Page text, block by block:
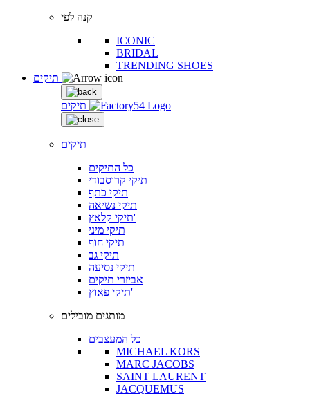
קנה לפי
ICONIC
BRIDAL
TRENDING SHOES
תיקים
תיקים
כל התיקים
תיקי קרוסבודי
תיקי כתף
תיקי נשיאה
תיקי קלאץ'
תיקי מיני
תיקי חוף
תיקי גב
תיקי נסיעה
אביזרי תיקים
תיקי פאוץ'
מותגים מובילים
כל המעצבים
MICHAEL KORS
MARC JACOBS
SAINT LAURENT
JACQUEMUS